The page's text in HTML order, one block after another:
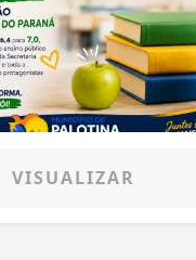
VISUALIZAR